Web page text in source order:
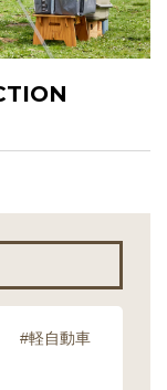
#軽自動車